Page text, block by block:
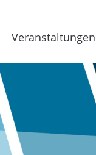
Veranstaltungen